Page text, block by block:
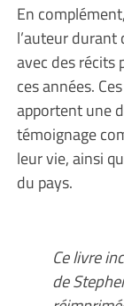
En
l’auteur
avec des récits
ces années.
apportent une
témoignage
leur vie, ainsi
du pays.
Ce livre
de